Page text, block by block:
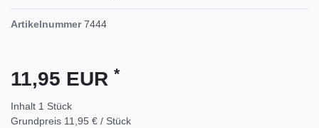
Artikelnummer 7444
11,95 EUR *
Inhalt 1 Stück
Grundpreis 11,95 € / Stück